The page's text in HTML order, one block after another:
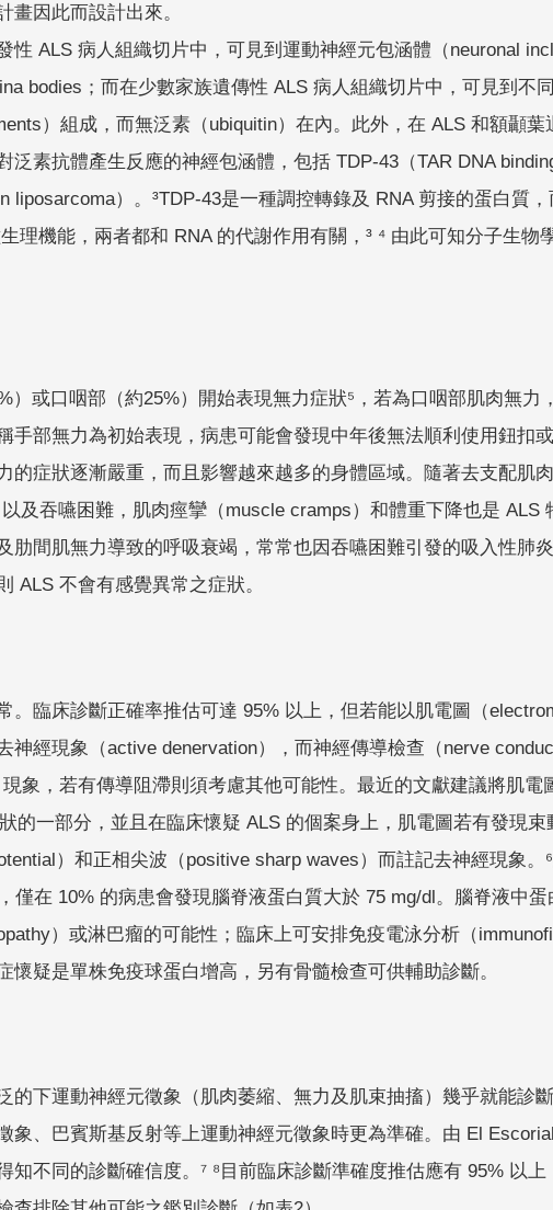
畫因此而設計出來。
性 ALS 病人組織切片中，可見到運動神經元包涵體（neuronal
bodies；而在少數家族遺傳性 ALS 病人組織切片中，可見到不
）組成，而無泛素（ubiquitin）在內。此外，在 ALS 和額顳葉
泛素抗體產生反應的神經包涵體，包括 TDP-43（TAR DNA
liposarcoma）。³TDP-43是一種調控轉錄及 RNA 剪接的蛋白質
理機能，兩者都和 RNA 的代謝作用有關，³ ⁴ 由此可知分子生
）或口咽部（約25%）開始表現無力症狀⁵，若為口咽部肌肉無
手部無力為初始表現，病患可能會發現中年後無法順利使用鈕扣
的症狀逐漸嚴重，而且影響越來越多的身體區域。隨著去支配肌
及吞嚥困難，肌肉痙攣（muscle cramps）和體重下降也是 ALS
肋間肌無力導致的呼吸衰竭，常常也因吞嚥困難引發的吸入性肺
ALS 不會有感覺異常之症狀。
。臨床診斷正確率推估可達 95% 以上，但若能以肌電圖（
神經現象（active denervation），而神經傳導檢查（nerve
現象，若有傳導阻滯則須考慮其他可能性。最近的文獻建議將肌
的一部分，並且在臨床懷疑 ALS 的個案身上，肌電圖若有發現
）和正相尖波（positive sharp waves）而註記去神經現象
僅在 10% 的病患會發現腦脊液蛋白質大於 75 mg/dl。腦脊液中
）或淋巴瘤的可能性；臨床上可安排免疫電泳分析（
懷疑是單株免疫球蛋白增高，另有骨髓檢查可供輔助診斷。
的下運動神經元徵象（肌肉萎縮、無力及肌束抽搐）幾乎就能診
象、巴賓斯基反射等上運動神經元徵象時更為準確。由 El
知不同的診斷確信度。⁷ ⁸目前臨床診斷準確度推估應有 95% 以